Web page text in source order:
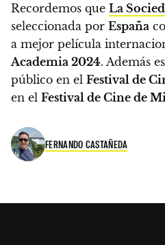
Recordemos que La
seleccionada por España
a mejor película
Academia 2024. Además
público en el Festival de
en el Festival de Cine de
FERNANDO CASTAÑEDA